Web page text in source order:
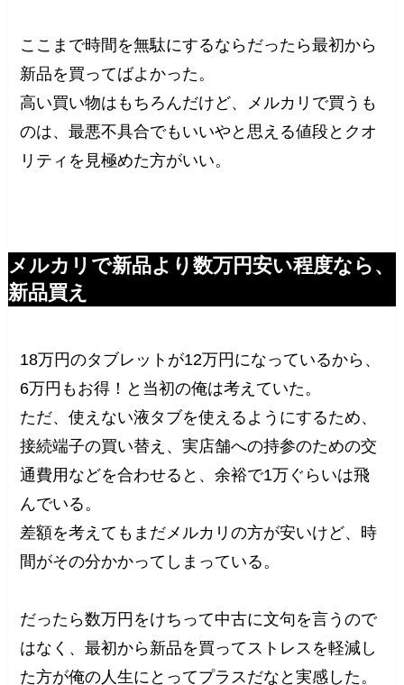
ここまで時間を無駄にするならだったら最初から
新品を買ってばよかった。
高い買い物はもちろんだけど、メルカリで買うも
のは、最悪不具合でもいいやと思える値段とクオ
リティを見極めた方がいい。
メルカリで新品より数万円安い程度なら、
新品買え
18万円のタブレットが12万円になっているから、
6万円もお得！と当初の俺は考えていた。
ただ、使えない液タブを使えるようにするため、
接続端子の買い替え、実店舗への持参のための交
通費用などを合わせると、余裕で1万ぐらいは飛
んでいる。
差額を考えてもまだメルカリの方が安いけど、時
間がその分かかってしまっている。
だったら数万円をけちって中古に文句を言うので
はなく、最初から新品を買ってストレスを軽減し
た方が俺の人生にとってプラスだなと実感した。